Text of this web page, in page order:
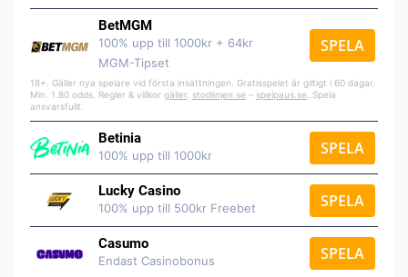
BetMGM
100% upp till 1000kr + 64kr
MGM-Tipset
SPELA
18+. Gäller nya spelare vid första insättningen. Gratisspelet är giltigt i 60 dagar.
Min. 1.80 odds. Regler & villkor gäller stodlinjen.se – spelpaus.se . Spela
ansvarsfullt.
Betinia
100% upp till 1000kr SPELA
Lucky Casino
100% upp till 500kr Freebet SPELA
Casumo
Endast Casinobonus SPELA